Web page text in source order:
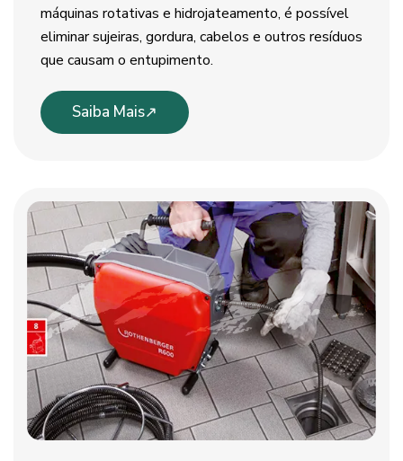
máquinas rotativas e hidrojateamento, é possível
eliminar sujeiras, gordura, cabelos e outros resíduos
que causam o entupimento.
Saiba Mais